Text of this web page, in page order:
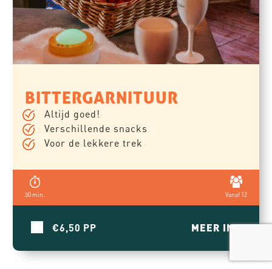
BITTERGARNITUUR
Altijd goed!
Verschillende snacks
Voor de lekkere trek
30 min. Vanaf 12
€6,50 MEER INFO